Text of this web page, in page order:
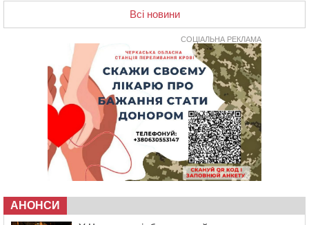
контейнерний майданчик
16:32
Без розтину грудної клітки: у Черкасах 75-річній
пацієнтці замінили аортальний клапан
У Черкаському онкоцентрі встановили сонячну
електростанцію за понад пів мільйона гривень
У Київській області прощаються з полеглим на
фронті жителем Монастирищини
У Черкасах містяни через нову скляну зупинку і
вирізані дерева потерпають від спеки: Бондаренко
обіцяє масштабне озеленення
Провокував конфлікт і зачинився в автівці: у ТЦК
чоловіка у Тальному
Всі новини
СОЦІАЛЬНА РЕКЛАМА
АНОНСИ